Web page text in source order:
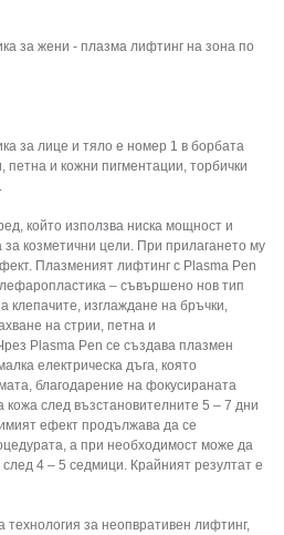
за жени - плазма лифтинг на зона по
за лице и тяло е номер 1 в борбата
петна и кожни пигментации, торбички
който използва ниска мощност и
козметични цели. При прилагането му
Плазменият лифтинг с Plasma Pen
– съвършено нов тип
клепачите, изглаждане на бръчки,
на стрии, петна и
Plasma Pen се създава плазмен
електрическа дъга, която
благодарение на фокусираната
кожа след възстановителните 5 – 7 дни
ефект продължава да се
а при необходимост може да
4 – 5 седмици. Крайният резултат е
за неопвративен лифтинг,